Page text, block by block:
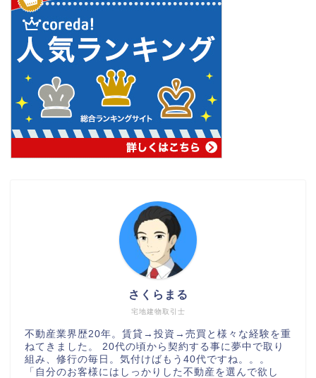
宅地建物取引士
さくらまる
不動産業界歴20年。賃貸→投資→売買と様々な経験を重
ねてきました。 20代の頃から契約する事に夢中で取り
組み、修行の毎日。気付けばもう40代ですね。。。
「自分のお客様にはしっかりした不動産を選んで欲し